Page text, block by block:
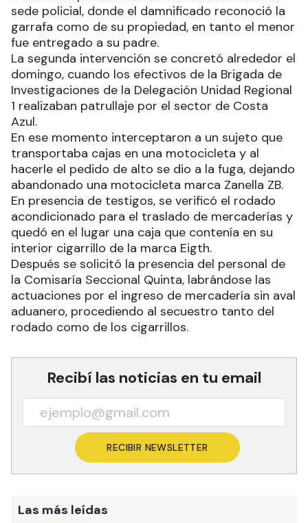
sede policial, donde el damnificado reconoció la
garrafa como de su propiedad, en tanto el menor
fue entregado a su padre.
La segunda intervención se concretó alrededor el
domingo, cuando los efectivos de la Brigada de
Investigaciones de la Delegación Unidad Regional
1 realizaban patrullaje por el sector de Costa
Azul.
En ese momento interceptaron a un sujeto que
transportaba cajas en una motocicleta y al
hacerle el pedido de alto se dio a la fuga, dejando
abandonado una motocicleta marca Zanella ZB.
En presencia de testigos, se verificó el rodado
acondicionado para el traslado de mercaderías y
quedó en el lugar una caja que contenía en su
interior cigarrillo de la marca Eigth.
Después se solicitó la presencia del personal de
la Comisaría Seccional Quinta, labrándose las
actuaciones por el ingreso de mercadería sin aval
aduanero, procediendo al secuestro tanto del
rodado como de los cigarrillos.
Recibí las noticias en tu email
RECIBIR NEWSLETTER
Las más leídas